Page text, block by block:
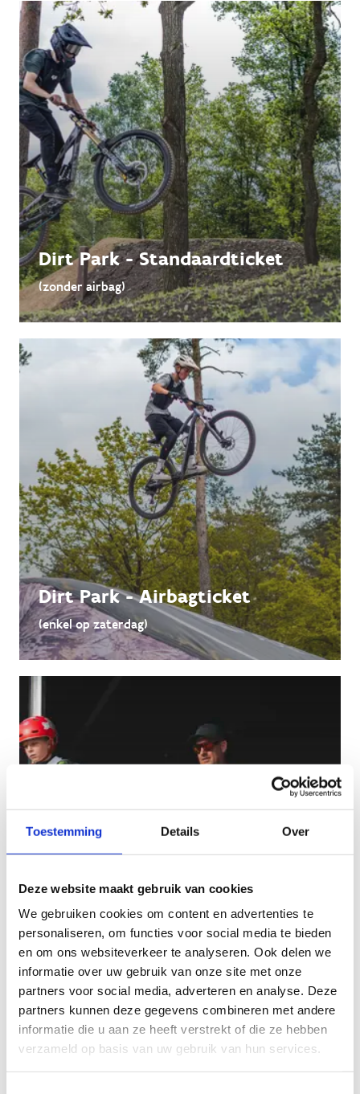
Toestemming Details Over
Deze website maakt gebruik van cookies
We gebruiken cookies om content en advertenties te
personaliseren, om functies voor social media te bieden
en om ons websiteverkeer te analyseren. Ook delen we
informatie over uw gebruik van onze site met onze
partners voor social media, adverteren en analyse. Deze
partners kunnen deze gegevens combineren met andere
informatie die u aan ze heeft verstrekt of die ze hebben
verzameld op basis van uw gebruik van hun services.
Dirt Park - Standaardticket
(zonder airbag)
Dirt Park - Airbagticket
(enkel op zaterdag)
trainingssessie
Solo snowboarder of skiër? Scoor een ticket voor
één van onze open trainingssessies op de medium
jump, mét pro coach.